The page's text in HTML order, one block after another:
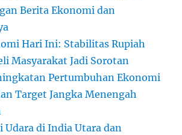
Berita Ekonomi dan
Hari Ini: Stabilitas Rupiah
Masyarakat Jadi Sorotan
Pertumbuhan Ekonomi
Target Jangka Menengah
Udara di India Utara dan